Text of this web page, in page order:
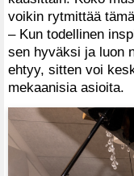
voikin rytmittää
– Kun todellinen
sen hyväksi ja luon
ehtyy, sitten voi
mekaanisia asioita.